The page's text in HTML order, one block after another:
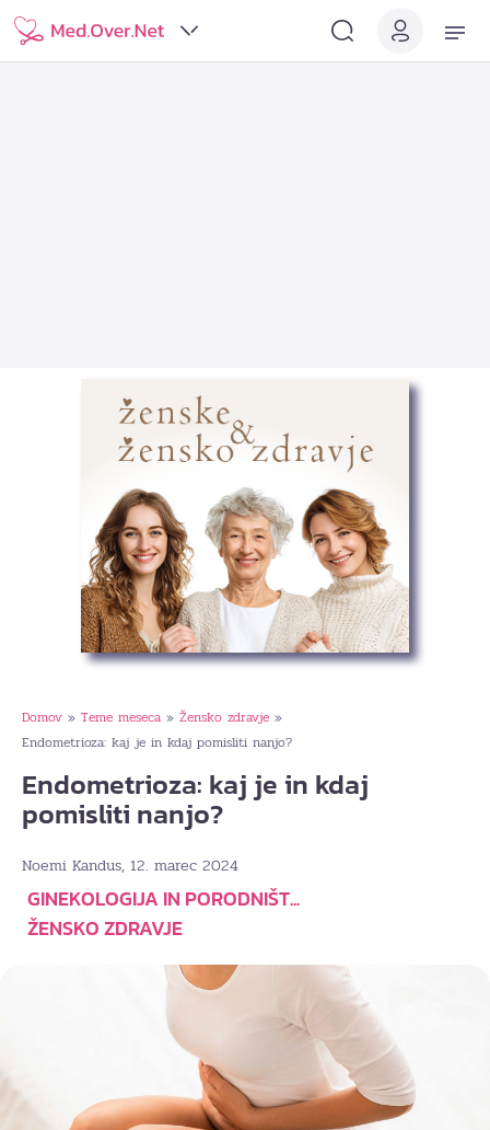
Domov » Teme meseca » Žensko zdravje »
Endometrioza: kaj je in kdaj pomisliti nanjo?
Endometrioza: kaj je in kdaj
pomisliti nanjo?
Noemi Kandus, 12. marec 2024
GINEKOLOGIJA IN PORODNIŠT...
ŽENSKO ZDRAVJE